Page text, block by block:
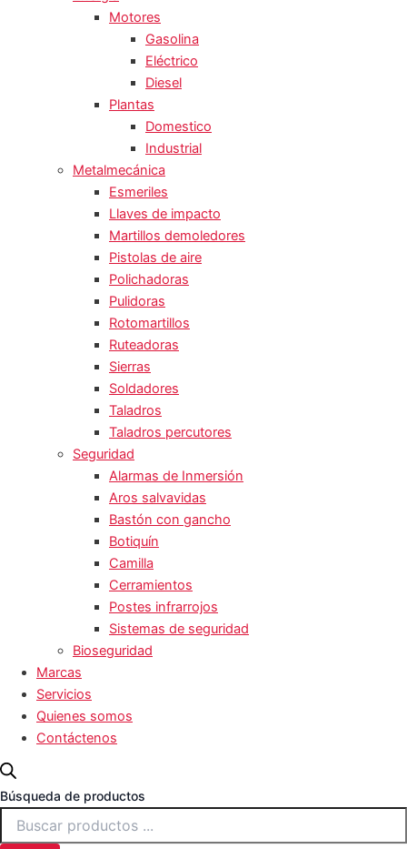
Motores
Gasolina
Eléctrico
Diesel
Plantas
Domestico
Industrial
Metalmecánica
Esmeriles
Llaves de impacto
Martillos demoledores
Pistolas de aire
Polichadoras
Pulidoras
Rotomartillos
Ruteadoras
Sierras
Soldadores
Taladros
Taladros percutores
Seguridad
Alarmas de Inmersión
Aros salvavidas
Bastón con gancho
Botiquín
Camilla
Cerramientos
Postes infrarrojos
Sistemas de seguridad
Bioseguridad
Marcas
Servicios
Quienes somos
Contáctenos
Búsqueda de productos